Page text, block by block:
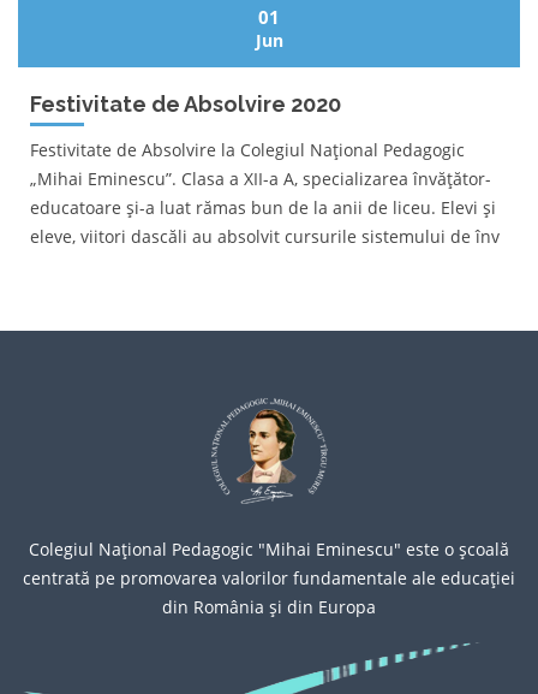
01
Jun
Festivitate de Absolvire 2020
Festivitate de Absolvire la Colegiul Național Pedagogic
„Mihai Eminescu”. Clasa a XII-a A, specializarea învățător-
educatoare și-a luat rămas bun de la anii de liceu. Elevi și
eleve, viitori dascăli au absolvit cursurile sistemului de înv
Colegiul Naţional Pedagogic "Mihai Eminescu" este o şcoală
centrată pe promovarea valorilor fundamentale ale educaţiei
din România şi din Europa